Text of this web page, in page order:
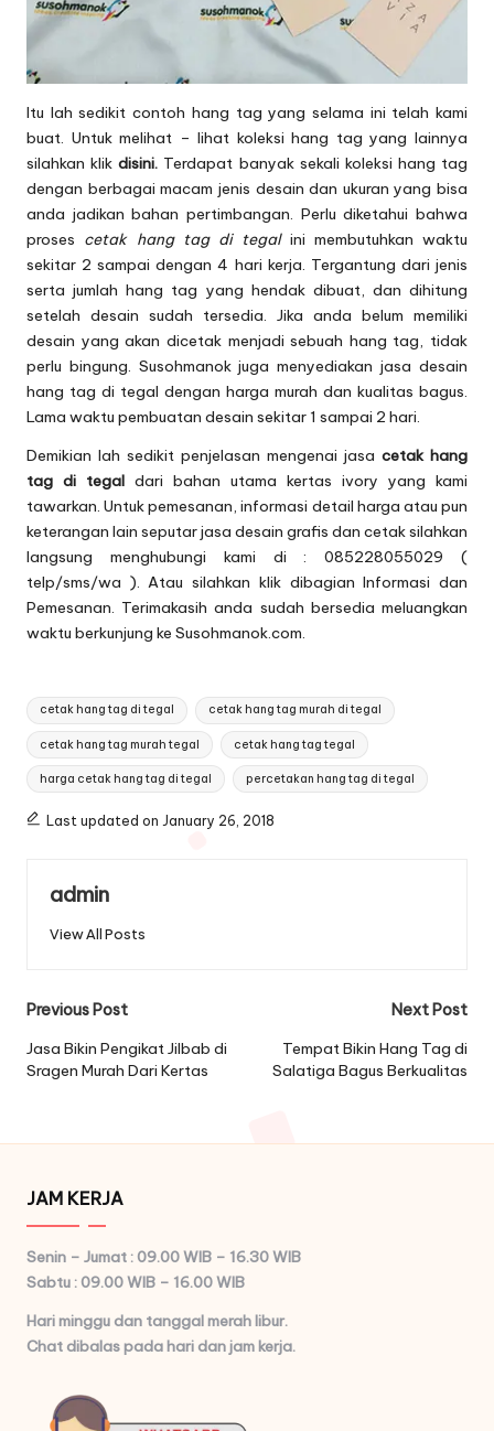
Itu lah sedikit contoh hang tag yang selama ini telah kami
buat. Untuk melihat – lihat koleksi hang tag yang lainnya
silahkan klikdisini. Terdapat banyak sekali koleksi hang tag
dengan berbagai macam jenis desain dan ukuran yang bisa
anda jadikan bahan pertimbangan. Perlu diketahui bahwa
proses cetak hang tag di tegalini membutuhkan waktu
sekitar 2 sampai dengan 4 hari kerja. Tergantung dari jenis
serta jumlah hang tag yang hendak dibuat, dan dihitung
setelah desain sudah tersedia. Jika anda belum memiliki
desain yang akan dicetak menjadi sebuah hang tag, tidak
perlu bingung. Susohmanok juga menyediakan jasa desain
hang tag di tegal dengan harga murah dan kualitas bagus.
Lama waktu pembuatan desain sekitar 1 sampai 2 hari.
Demikian lah sedikit penjelasan mengenai jasa cetak hang
tag di tegal dari bahan utama kertas ivory yang kami
tawarkan. Untuk pemesanan, informasi detail harga atau pun
keterangan lain seputar jasa desain grafis dan cetak silahkan
langsung menghubungi kami di : 085228055029 (
telp/sms/wa ). Atau silahkan klik dibagianInformasi dan
Pemesanan. Terimakasih anda sudah bersedia meluangkan
waktu berkunjung ke Susohmanok.com.
Tags:
cetak hang tag di tegal cetak hang tag murah di tegal
cetak hang tag murah tegal cetak hang tag tegal
harga cetak hang tag di tegal percetakan hang tag di tegal
Last updated on January 26, 2018
admin
View All Posts
Post
navigation
Previous Post
Jasa Bikin Pengikat Jilbab di
Sragen Murah Dari Kertas
Next Post
Tempat Bikin Hang Tag di
Salatiga Bagus Berkualitas
JAM KERJA
Senin – Jumat : 09.00 WIB – 16.30 WIB
Sabtu : 09.00 WIB – 16.00 WIB
Hari minggu dan tanggal merah libur.
Chat dibalas pada hari dan jam kerja.